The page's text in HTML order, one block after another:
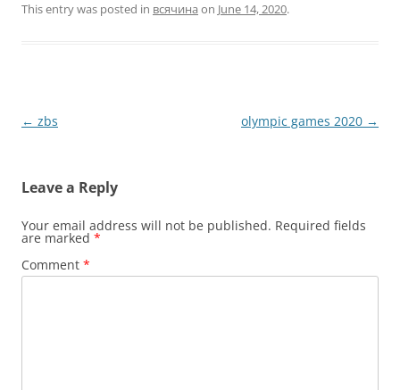
This entry was posted in всячина on June 14, 2020.
Post
← zbs olympic games 2020 →
Leave a Reply
Your email address will not be published. Required fields
are marked *
Comment *